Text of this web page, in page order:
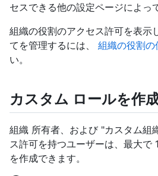
セスできる他の設定ページによっ
組織の役割のアクセス許可を表示
てを管理するには、 組織の役割の
い。
カスタム ロールを作
組織 所有者、および "カスタム組
ス許可を持つユーザーは、最大で
を作成できます。